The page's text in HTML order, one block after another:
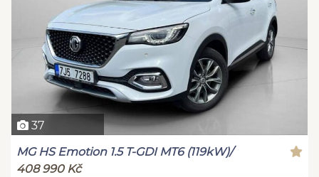
37
MG HS Emotion 1.5 T-GDI MT6 (119kW)/
408 990 Kč